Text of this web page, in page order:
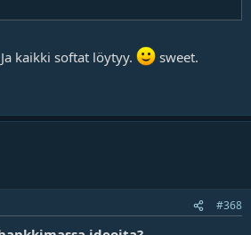
kaikki softat löytyy. sweet.
#368